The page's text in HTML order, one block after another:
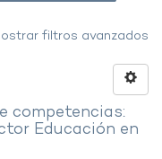
filtros avanzados
competencias:
Educación en